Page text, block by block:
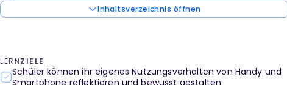
Inhaltsverzeichnis öffnen
LERNZIELE
Schüler können ihr eigenes Nutzungsverhalten von Handy und
Smartphone reflektieren und bewusst gestalten